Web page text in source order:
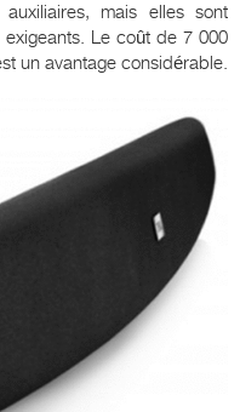
mais elles sont
Le coût de 7 000
un avantage considérable.